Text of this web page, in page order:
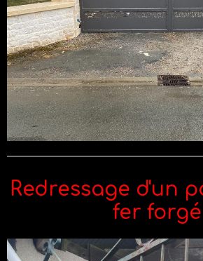
Redressage d'un
fer forgé